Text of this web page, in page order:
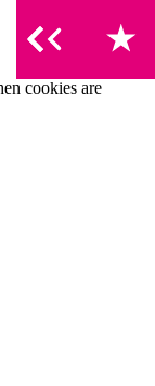
cookies are